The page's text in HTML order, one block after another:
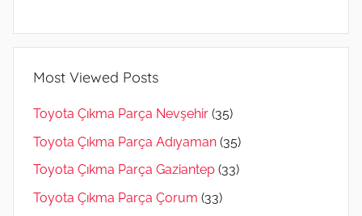
Most Viewed Posts
Toyota Çıkma Parça Nevşehir (35)
Toyota Çıkma Parça Adıyaman (35)
Toyota Çıkma Parça Gaziantep (33)
Toyota Çıkma Parça Çorum (33)